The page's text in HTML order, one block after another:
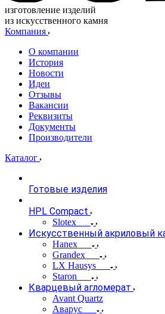
изготовление изделий
из искусственного камня
Компания
О компании
История
Новости
Идеи
Отзывы
Вакансии
Реквизиты
Документы
Производители
Каталог
Готовые изделия
HPL Compact
Slotex
Искусственный акриловый
Hanex
Grandex
LX Hausys
Staron
Кварцевый агломерат
Avant Quartz
Аварус